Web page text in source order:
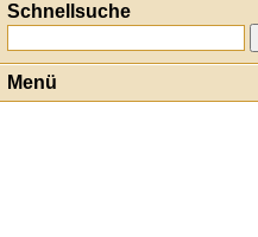
Schnellsuche
Menü